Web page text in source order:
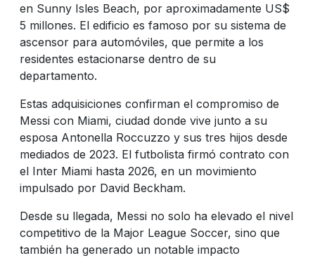
en Sunny Isles Beach, por aproximadamente US$
5 millones. El edificio es famoso por su sistema de
ascensor para automóviles, que permite a los
residentes estacionarse dentro de su
departamento.
Estas adquisiciones confirman el compromiso de
Messi con Miami, ciudad donde vive junto a su
esposa Antonella Roccuzzo y sus tres hijos desde
mediados de 2023. El futbolista firmó contrato con
el Inter Miami hasta 2026, en un movimiento
impulsado por David Beckham.
Desde su llegada, Messi no solo ha elevado el nivel
competitivo de la Major League Soccer, sino que
también ha generado un notable impacto